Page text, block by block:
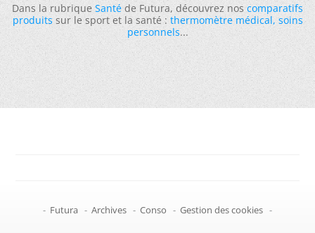
Dans la rubriqueSantéde Futura, découvrez noscomparatifs
produitssur le sport et la santé :thermomètre médical,soins
personnels...
- Futura - Archives - Conso - Gestion des cookies -